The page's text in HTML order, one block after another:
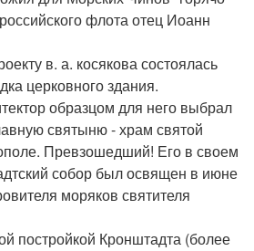
флота отец Иоанн
в. а. косякова состоялась
церковного здания.
образцом для него выбрал
святыню - храм святой
Превзошедший! Его в своем
собор был освящен в июне
моряков святителя
постройкой Кронштадта (более